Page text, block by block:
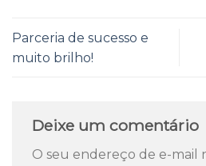
Parceria de sucesso e
muito brilho!
Deixe um comentário
O seu endereço de e-mail